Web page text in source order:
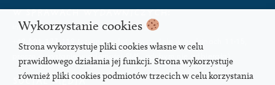
info@wydawnictwopauza.pl
+48 501 177 119 (czynny w dni powszednie w godzinach 11-15,
proszę o wysłanie wiadomości SMS, gdybym nie odbierała)
SOCIAL MEDIA
Wykorzystanie cookies
Strona wykorzystuje pliki cookies własne w celu
prawidłowego działania jej funkcji. Strona wykorzystuje
również pliki cookies podmiotów trzecich w celu korzystania